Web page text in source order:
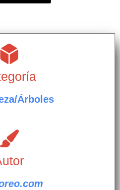
Árboles